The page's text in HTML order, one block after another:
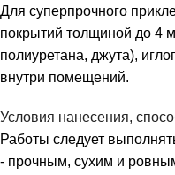
Для суперпрочного
покрытий толщиной до 4
полиуретана, джута),
внутри помещений.
Условия нанесения,
Работы следует
- прочным, сухим и